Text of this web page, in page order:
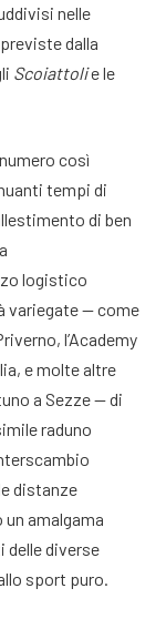
nelle
dalla
Scoiattolie le
così
tempi di
di ben
logistico
variegate — come
l’Academy
e molte altre
a Sezze — di
raduno
distanze
amalgama
delle diverse
sport puro.